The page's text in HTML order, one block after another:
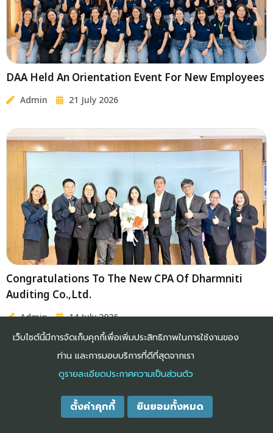
DAA Held An Orientation Event For New Employees
Admin 21 July 2026
Congratulations To The New CPA Of Dharmniti
Auditing Co.,Ltd.
14 July 2026
เว็บไซต์นี้มีการจัดเก็บคุกกี้เพื่อเพิ่มประสิทธิภาพในการใช้งานของ
ท่าน และการมอบบริการที่ดีที่สุดจากเรา
ดูรายละเอียดประกาศความเป็นส่วนตัว
ตั้งค่าคุกกี้ ยินยอมทั้งหมด